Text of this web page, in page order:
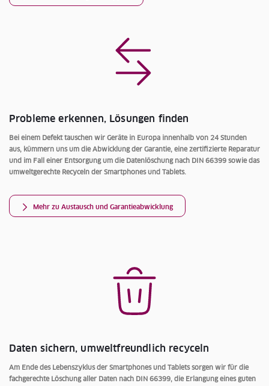
Probleme erkennen, Lösungen finden
Bei einem Defekt tauschen wir Geräte in Europa innenhalb von 24 Stunden
aus, kümmern uns um die Abwicklung der Garantie, eine zertifizierte Reparatur
und im Fall einer Entsorgung um die Datenlöschung nach DIN 66399 sowie das
umweltgerechte Recyceln der Smartphones und Tablets.
Mehr zu Austausch und Garantieabwicklung
Daten sichern, umweltfreundlich recyceln
Am Ende des Lebenszyklus der Smartphones und Tablets sorgen wir für die
fachgerechte Löschung aller Daten nach DIN 66399, die Erlangung eines guten